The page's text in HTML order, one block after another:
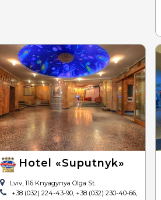
Hotel «Suputnyk»
Lviv, 116 Knyagynya Olga St.
+38 (032) 224-43-90, +38 (032) 230-40-66,